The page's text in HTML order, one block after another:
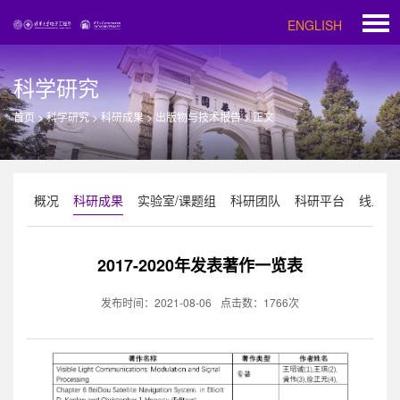
ENGLISH
科学研究
首页 >科学研究>科研成果>出版物与技术报告>正文
概况 科研成果 实验室/课题组 科研团队 科研平台 线上科
2017-2020年发表著作一览表
发布时间：2021-08-06 点击数： 1766次